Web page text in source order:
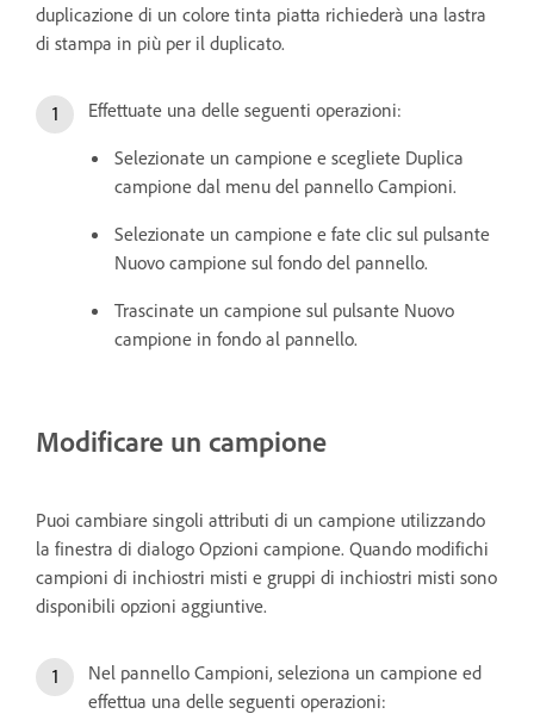
duplicazione di un colore tinta piatta richiederà una lastra
di stampa in più per il duplicato.
Effettuate una delle seguenti operazioni:
Selezionate un campione e scegliete Duplica
campione dal menu del pannello Campioni.
Selezionate un campione e fate clic sul pulsante
Nuovo campione sul fondo del pannello.
Trascinate un campione sul pulsante Nuovo
campione in fondo al pannello.
Modificare un campione
Puoi cambiare singoli attributi di un campione utilizzando
la finestra di dialogo Opzioni campione. Quando modifichi
campioni di inchiostri misti e gruppi di inchiostri misti sono
disponibili opzioni aggiuntive.
Nel pannello Campioni, seleziona un campione ed
effettua una delle seguenti operazioni: